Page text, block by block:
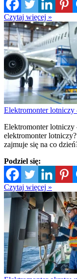
Czytaj więcej »
Elektromonter
Elektromonter
elektromonter
zajmuje się na co
Podziel się:
Czytaj więcej »